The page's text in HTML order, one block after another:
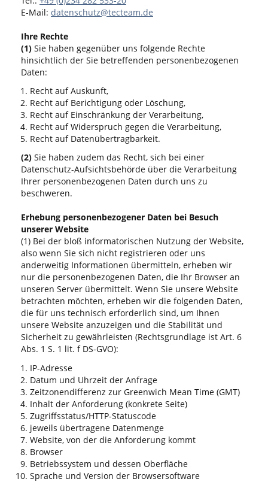
E-Mail: datenschutz@tecteam.de
Ihre Rechte
(1) Sie haben gegenüber uns folgende Rechte
hinsichtlich der Sie betreffenden personenbezogenen
Daten:
Recht auf Auskunft,
Recht auf Berichtigung oder Löschung,
Recht auf Einschränkung der Verarbeitung,
Recht auf Widerspruch gegen die Verarbeitung,
Recht auf Datenübertragbarkeit.
(2) Sie haben zudem das Recht, sich bei einer
Datenschutz-Aufsichtsbehörde über die Verarbeitung
Ihrer personenbezogenen Daten durch uns zu
beschweren.
Erhebung personenbezogener Daten bei Besuch
unserer Website
(1) Bei der bloß informatorischen Nutzung der Website,
also wenn Sie sich nicht registrieren oder uns
anderweitig Informationen übermitteln, erheben wir
nur die personenbezogenen Daten, die Ihr Browser an
unseren Server übermittelt. Wenn Sie unsere Website
betrachten möchten, erheben wir die folgenden Daten,
die für uns technisch erforderlich sind, um Ihnen
unsere Website anzuzeigen und die Stabilität und
Sicherheit zu gewährleisten (Rechtsgrundlage ist Art. 6
Abs. 1 S. 1 lit. f DS-GVO):
IP-Adresse
Datum und Uhrzeit der Anfrage
Zeitzonendifferenz zur Greenwich Mean Time (GMT)
Inhalt der Anforderung (konkrete Seite)
Zugriffsstatus/HTTP-Statuscode
jeweils übertragene Datenmenge
Website, von der die Anforderung kommt
Browser
Betriebssystem und dessen Oberfläche
Sprache und Version der Browsersoftware